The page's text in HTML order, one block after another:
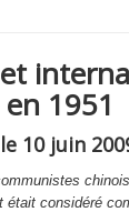
1951
10 juin
considéré